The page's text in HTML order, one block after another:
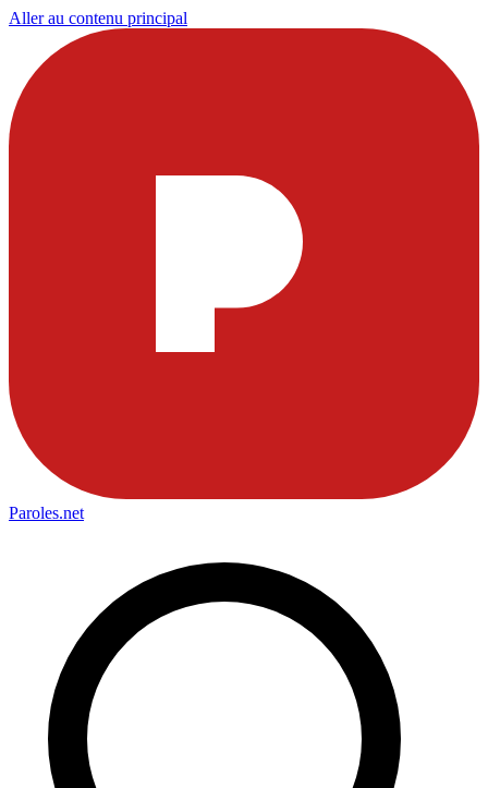
Aller au contenu principal
Paroles.net